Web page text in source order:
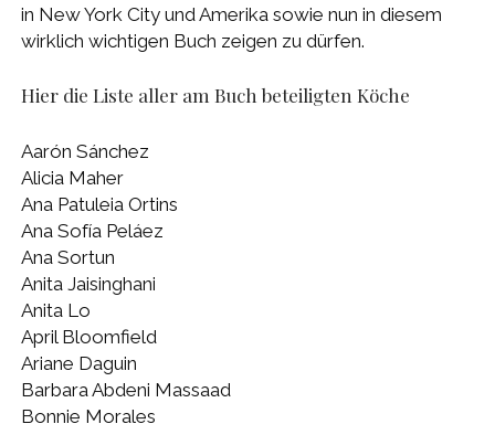
in New York City und Amerika sowie nun in diesem
wirklich wichtigen Buch zeigen zu dürfen.
Hier die Liste aller am Buch beteiligten Köche
Aarón Sánchez
Alicia Maher
Ana Patuleia Ortins
Ana Sofía Peláez
Ana Sortun
Anita Jaisinghani
Anita Lo
April Bloomfield
Ariane Daguin
Barbara Abdeni Massaad
Bonnie Morales